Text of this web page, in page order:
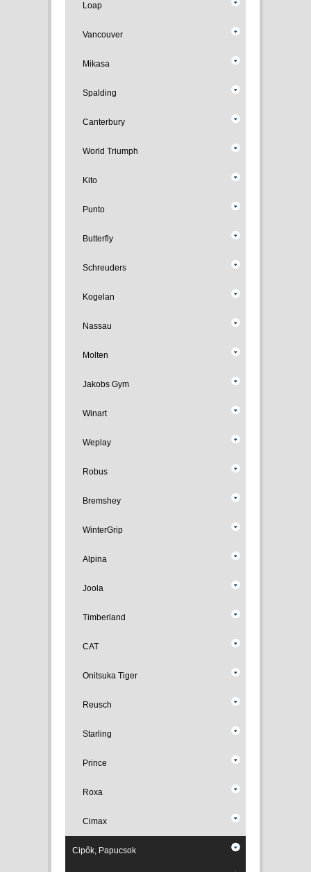
Loap
Vancouver
Mikasa
Spalding
Canterbury
World Triumph
Kito
Punto
Butterfly
Schreuders
Kogelan
Nassau
Molten
Jakobs Gym
Winart
Weplay
Robus
Bremshey
WinterGrip
Alpina
Joola
Timberland
CAT
Onitsuka Tiger
Reusch
Starling
Prince
Roxa
Cimax
Cipők, Papucsok